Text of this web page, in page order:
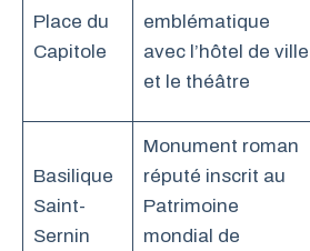
Place du
Capitole
emblématique
avec l’hôtel de ville
et le théâtre
Basilique
Saint-
Sernin
Monument roman
réputé inscrit au
Patrimoine
mondial de